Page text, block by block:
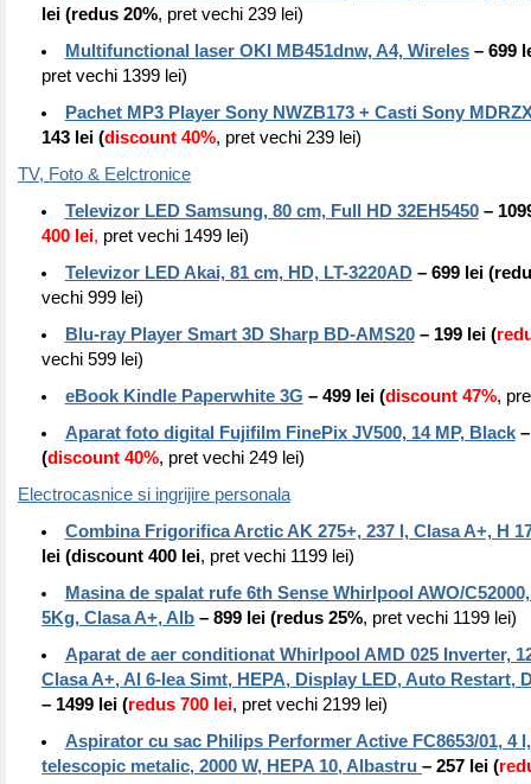
lei (redus 20%, pret vechi 239 lei)
Multifunctional laser OKI MB451dnw, A4, Wireles– 699
pret vechi 1399 lei)
Pachet MP3 Player Sony NWZB173 + Casti Sony
143 lei (discount 40%, pret vechi 239 lei)
TV, Foto & Eelctronice
TelevizorLED Samsung, 80 cm, Full HD 32EH5450–
400 lei, pret vechi 1499 lei)
Televizor LED Akai, 81 cm, HD, LT-3220AD– 699 lei
vechi 999 lei)
Blu-ray Player Smart 3D Sharp BD-AMS20– 199 lei (
vechi 599 lei)
eBook Kindle Paperwhite 3G – 499 lei (discount 47%,
Aparat foto digital Fujifilm FinePix JV500, 14 MP, Black–
(discount 40%, pret vechi 249 lei)
Electrocasnice si ingrijire personala
Combina Frigorifica Arctic AK 275+, 237 l, Clasa A+, H
lei (discount 400 lei, pret vechi 1199 lei)
Masina de spalat rufe 6th Sense Whirlpool AWO/
5Kg, Clasa A+, Alb – 899 lei (redus 25%, pret vechi 1199 lei)
Aparat de aer conditionat Whirlpool AMD 025 Inverter,
Clasa A+, Al 6-lea Simt, HEPA, Display LED, Auto Restart,
– 1499 lei (redus 700 lei, pret vechi 2199 lei)
Aspirator cu sac Philips Performer Active FC8653/01, 4
telescopic metalic, 2000 W, HEPA 10, Albastru – 257 lei (